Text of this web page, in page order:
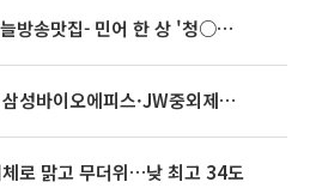
'2TV 생생정보' 오늘방송맛집- 민어 한 상 '청○○○' vs 전복 한 상 '명○'
[오늘의 주요공시] 삼성바이오에피스·JW중외제약·한미반도체·SK바이오사이언스 등
로 맑고 무더위…낮 최고 34도